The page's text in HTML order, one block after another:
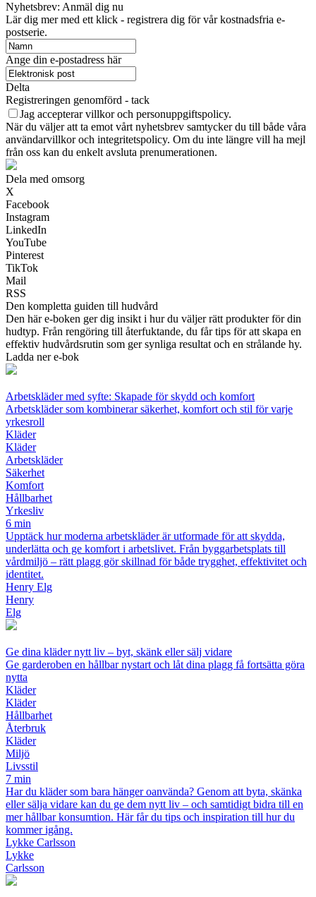
Nyhetsbrev: Anmäl dig nu
Lär dig mer med ett klick - registrera dig för vår kostnadsfria e-
postserie.
Ange din e-postadress här
Delta
Registreringen genomförd - tack
Jag accepterar villkor och personuppgiftspolicy.
När du väljer att ta emot vårt nyhetsbrev samtycker du till både våra
användarvillkor och integritetspolicy. Om du inte längre vill ha mejl
från oss kan du enkelt avsluta prenumerationen.
Dela med omsorg
X
Facebook
Instagram
LinkedIn
YouTube
Pinterest
TikTok
Mail
RSS
Den kompletta guiden till hudvård
Den här e-boken ger dig insikt i hur du väljer rätt produkter för din
hudtyp. Från rengöring till återfuktande, du får tips för att skapa en
effektiv hudvårdsrutin som ger synliga resultat och en strålande hy.
Ladda ner e-bok
Arbetskläder med syfte: Skapade för skydd och komfort
Arbetskläder som kombinerar säkerhet, komfort och stil för varje
yrkesroll
Kläder
Kläder
Arbetskläder
Säkerhet
Komfort
Hållbarhet
Yrkesliv
6 min
Upptäck hur moderna arbetskläder är utformade för att skydda,
underlätta och ge komfort i arbetslivet. Från byggarbetsplats till
vårdmiljö – rätt plagg gör skillnad för både trygghet, effektivitet och
identitet.
Henry Elg
Henry
Elg
Ge dina kläder nytt liv – byt, skänk eller sälj vidare
Ge garderoben en hållbar nystart och låt dina plagg få fortsätta göra
nytta
Kläder
Kläder
Hållbarhet
Återbruk
Kläder
Miljö
Livsstil
7 min
Har du kläder som bara hänger oanvända? Genom att byta, skänka
eller sälja vidare kan du ge dem nytt liv – och samtidigt bidra till en
mer hållbar konsumtion. Här får du tips och inspiration till hur du
kommer igång.
Lykke Carlsson
Lykke
Carlsson